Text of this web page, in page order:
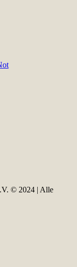
© 2024 | Alle